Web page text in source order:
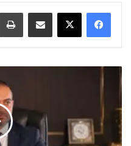
مشاركة عبر البريد